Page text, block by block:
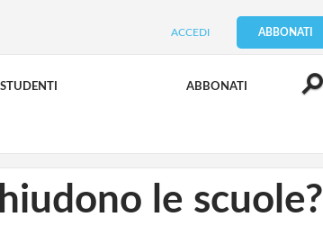
ACCEDI ABBONATI
STUDENTI ABBONATI
le scuole?